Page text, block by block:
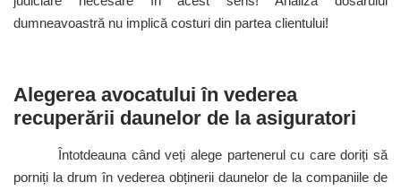
dumneavoastră nu implică costuri din partea clientului!
Alegerea avocatului în vederea
recuperării daunelor de la asiguratori
Întotdeauna când veți alege partenerul cu care doriți să
porniți la drum în vederea obținerii daunelor de la companiile de